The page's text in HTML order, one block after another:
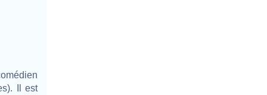
Il est